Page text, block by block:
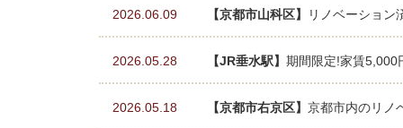
2026.06.09 【京都市山科区】 リノベーション
2026.05.28 【JR垂水駅】 期間限定!家賃5,000
2026.05.18 【京都市右京区】 京都市内のリノ